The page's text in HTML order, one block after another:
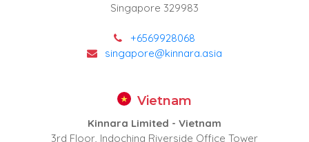
Singapore 329983
+6569928068
singapore@kinnara.asia
Vietnam
Kinnara Limited - Vietnam
3rd Floor, Indochina Riverside Office Tower